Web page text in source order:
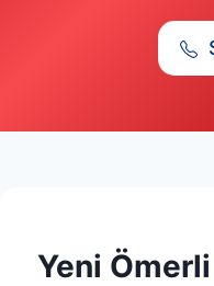
Yeni